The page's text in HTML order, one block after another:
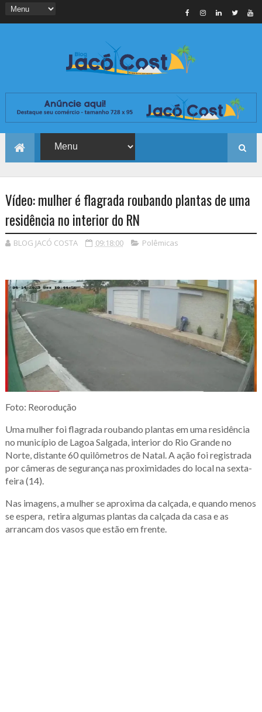
Vídeo: mulher é flagrada roubando plantas de uma
residência no interior do RN
BLOG JACÓ COSTA 09:18:00 Polêmicas
Foto: Reorodução
Uma mulher foi flagrada roubando plantas em uma residência
no município de Lagoa Salgada, interior do Rio Grande no
Norte, distante 60 quilômetros de Natal. A ação foi registrada
por câmeras de segurança nas proximidades do local na sexta-
feira (14).
Nas imagens, a mulher se aproxima da calçada, e quando menos
se espera, retira algumas plantas da calçada da casa e as
arrancam dos vasos que estão em frente.